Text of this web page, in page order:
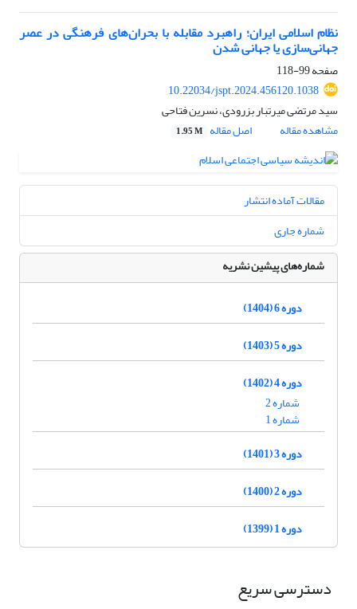
نظام اسلامی ایران؛ راهبرد مقابله با بحران‌های فرهنگی در عصر
جهانی‌سازی یا جهانی شدن
صفحه99-118
10.22034/jspt.2024.456120.1038
سید مرتضی میرتبار بزرودی، نسرین فتاحی
مشاهده مقاله
اصل مقاله 1.95 M
مقالات آماده انتشار
شماره جاری
شماره‌های پیشین نشریه
دوره 6 (1404)
دوره 5 (1403)
دوره 4 (1402)
شماره 2
شماره 1
دوره 3 (1401)
دوره 2 (1400)
دوره 1 (1399)
دسترسی سریع